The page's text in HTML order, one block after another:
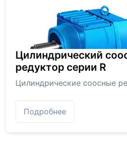
Цилиндрический
редуктор серии R
Цилиндрические соосные
Подробнее